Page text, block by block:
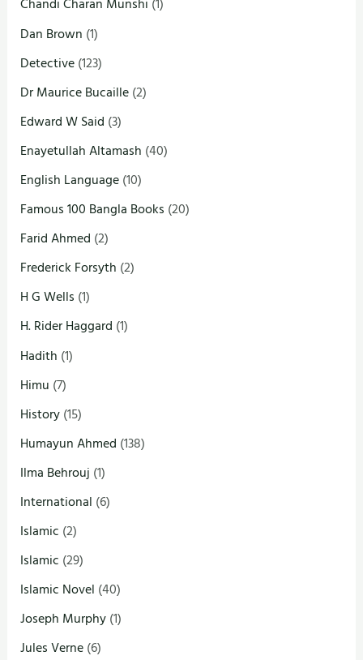
Chandi Charan Munshi (1)
Dan Brown (1)
Detective(123)
Dr Maurice Bucaille(2)
Edward W Said (3)
Enayetullah Altamash (40)
English Language(10)
Famous 100 Bangla Books (20)
Farid Ahmed (2)
Frederick Forsyth (2)
H G Wells (1)
H. Rider Haggard (1)
Hadith (1)
Himu (7)
History(15)
Humayun Ahmed (138)
Ilma Behrouj (1)
International (6)
Islamic (2)
Islamic (29)
Islamic Novel (40)
Joseph Murphy(1)
Jules Verne(6)